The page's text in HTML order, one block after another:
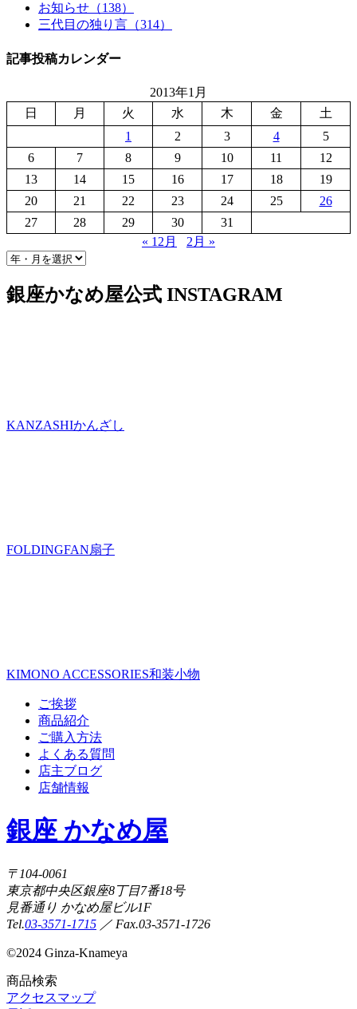
お知らせ（138）
三代目の独り言（314）
記事投稿カレンダー
2013年1月
日
月 火 水 木 金
土
1
2 3 4
5
6
7 8 9 10 11
12
13
14 15 16 17 18
19
20
21 22 23 24 25
26
27
28 29 30
31
« 12月
2月 »
銀座かなめ屋公式 INSTAGRAM
KANZASHIかんざし
FOLDINGFAN扇子
KIMONO ACCESSORIES和装小物
ご挨拶
商品紹介
ご購入方法
よくある質問
店主ブログ
店舗情報
銀座 かなめ屋
〒104-0061
東京都中央区銀座8丁目7番18号
見番通り かなめ屋ビル1F
Tel.03-3571-1715 ／ Fax.03-3571-1726
©2024 Ginza-Knameya
商品検索
アクセスマップ